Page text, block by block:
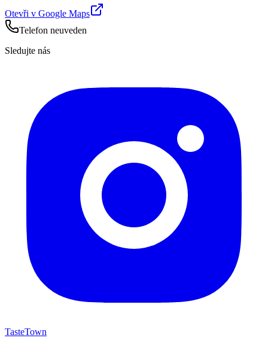
Otevři v Google Maps
Telefon neuveden
Sledujte nás
TasteTown